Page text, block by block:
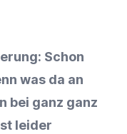
Schon
was da an
bei ganz ganz
leider